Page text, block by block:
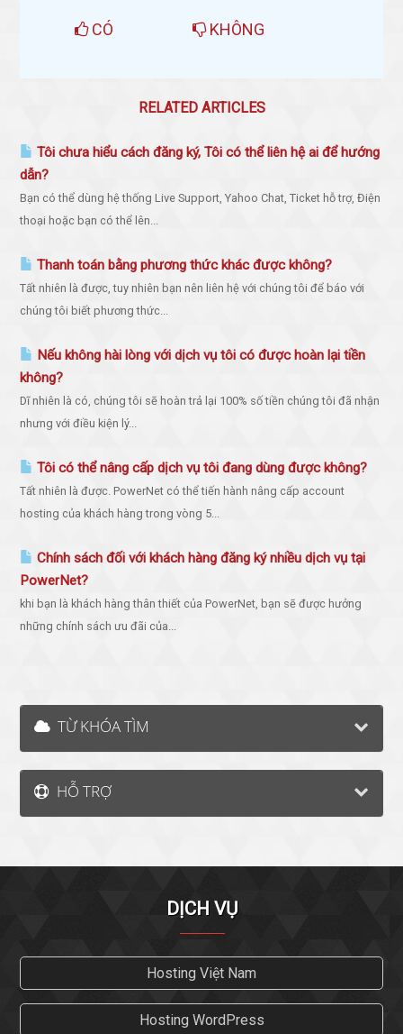
CÓ KHÔNG
RELATED ARTICLES
Tôi chưa hiểu cách đăng ký, Tôi có thể liên hệ ai để hướng
dẫn?
Bạn có thể dùng hệ thống Live Support, Yahoo Chat, Ticket hỗ trợ, Điện
thoại hoặc bạn có thể lên...
Thanh toán bằng phương thức khác được không?
Tất nhiên là được, tuy nhiên bạn nên liên hệ với chúng tôi để báo với
chúng tôi biết phương thức...
Nếu không hài lòng với dịch vụ tôi có được hoàn lại tiền
không?
Dĩ nhiên là có, chúng tôi sẽ hoàn trả lại 100% số tiền chúng tôi đã nhận
nhưng với điều kiện lý...
Tôi có thể nâng cấp dịch vụ tôi đang dùng được không?
Tất nhiên là được. PowerNet có thể tiến hành nâng cấp account
hosting của khách hàng trong vòng 5...
Chính sách đối với khách hàng đăng ký nhiều dịch vụ tại
PowerNet?
khi bạn là khách hàng thân thiết của PowerNet, bạn sẽ được hưởng
những chính sách ưu đãi của...
TỪ KHÓA TÌM
HỖ TRỢ
DỊCH VỤ
Hosting Việt Nam
Hosting WordPress